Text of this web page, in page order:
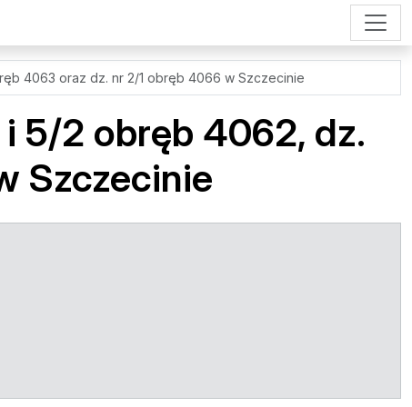
4063 oraz dz. nr 2/1 obręb 4066 w Szczecinie
5/2 obręb 4062, dz.
Szczecinie